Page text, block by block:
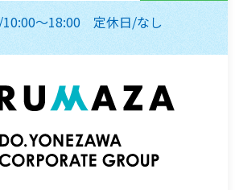
10:00～18:00定休日/なし